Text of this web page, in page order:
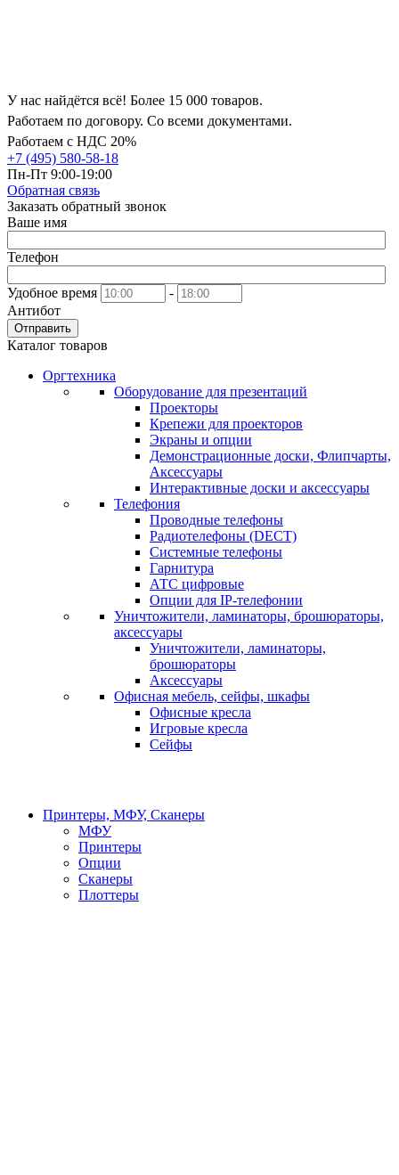
У нас найдётся всё! Более 15 000 товаров.
Работаем по договору. Со всеми документами.
Работаем с НДС 20%
+7 (495) 580-58-18
Пн-Пт 9:00-19:00
Обратная связь
Заказать обратный звонок
Ваше имя
Телефон
Удобное время
-
Антибот
Отправить
Каталог товаров
Оргтехника
Оборудование для презентаций
Проекторы
Крепежи для проекторов
Экраны и опции
Демонстрационные доски, Флипчарты,
Аксессуары
Интерактивные доски и аксессуары
Телефония
Проводные телефоны
Радиотелефоны (DECT)
Системные телефоны
Гарнитура
АТС цифровые
Опции для IP-телефонии
Уничтожители, ламинаторы, брошюраторы,
аксессуары
Уничтожители, ламинаторы,
брошюраторы
Аксессуары
Офисная мебель, сейфы, шкафы
Офисные кресла
Игровые кресла
Сейфы
Принтеры, МФУ, Сканеры
МФУ
Принтеры
Опции
Сканеры
Плоттеры